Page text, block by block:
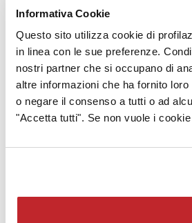
Informativa Cookie
Questo sito utilizza cookie di
in linea con le sue preferenze.
nostri partner che si occupano di
altre informazioni che ha fornito
o negare il consenso a tutti o ad
"Accetta tutti". Se non vuole i
News
aziende
Cookie Policy